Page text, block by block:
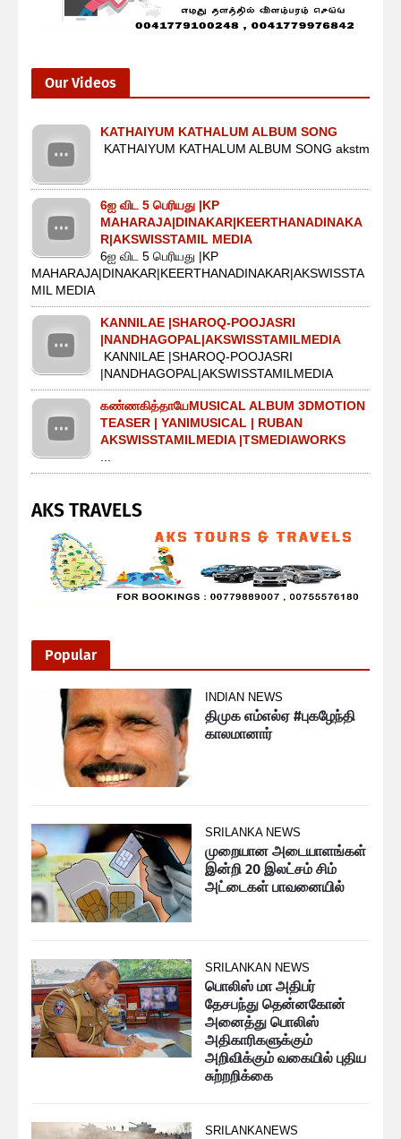
Our Videos
KATHAIYUM KATHALUM ALBUM SONG
KATHAIYUM KATHALUM ALBUM SONG akstm
6ஐ விட 5 பெரியது |KP
MAHARAJA|DINAKAR|KEERTHANADINAKA
R|AKSWISSTAMIL MEDIA
6ஐ விட 5 பெரியது |KP
MAHARAJA|DINAKAR|KEERTHANADINAKAR|AKSWISSTA
MIL MEDIA
KANNILAE |SHAROQ-POOJASRI
|NANDHAGOPAL|AKSWISSTAMILMEDIA
KANNILAE |SHAROQ-POOJASRI
|NANDHAGOPAL|AKSWISSTAMILMEDIA
கண்ணகித்தாயேMUSICAL ALBUM 3DMOTION
TEASER | YANIMUSICAL | RUBAN
AKSWISSTAMILMEDIA |TSMEDIAWORKS
AKS TRAVELS
Popular
INDIAN NEWS
திமுக எம்எல்ஏ #புகழேந்தி
காலமானார்
SRILANKA NEWS
முறையான அடையாளங்கள்
இன்றி 20 இலட்சம் சிம்
அட்டைகள் பாவனையில்
SRILANKAN NEWS
பொலிஸ் மா அதிபர்
தேசபந்து தென்னகோன்
அனைத்து பொலிஸ்
அதிகாரிகளுக்கும்
அறிவிக்கும் வகையில் புதிய
சுற்றறிக்கை
SRILANKANEWS